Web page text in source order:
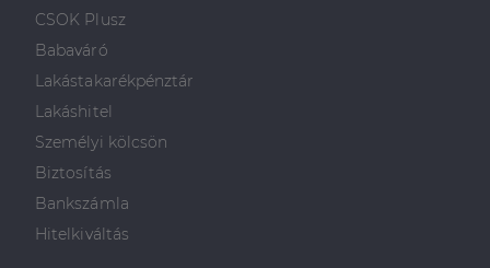
CSOK Plusz
Babaváró
Lakástakarékpénztár
Lakáshitel
Személyi kölcsön
Biztosítás
Bankszámla
Hitelkiváltás